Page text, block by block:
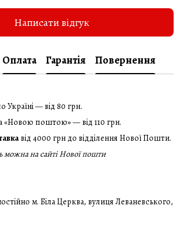
Написати відгук
Оплата Гарантія Повернення
— від 80 грн.
«Новою поштою» — від 110 грн.
від 4000 грн до відділення Нової Пошти.
можна на сайті Нової пошти
м. Біла Церква, вулиця Леваневського,